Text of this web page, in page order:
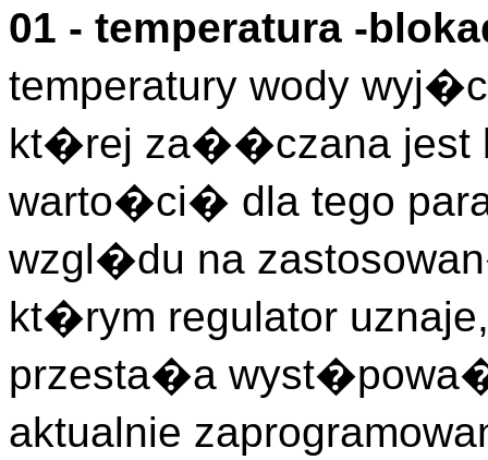
01 - temperatura -
temperatury wody
kt�rej za��czana jest
warto�ci� dla tego
wzgl�du na
kt�rym regulator
przesta�a
aktualnie